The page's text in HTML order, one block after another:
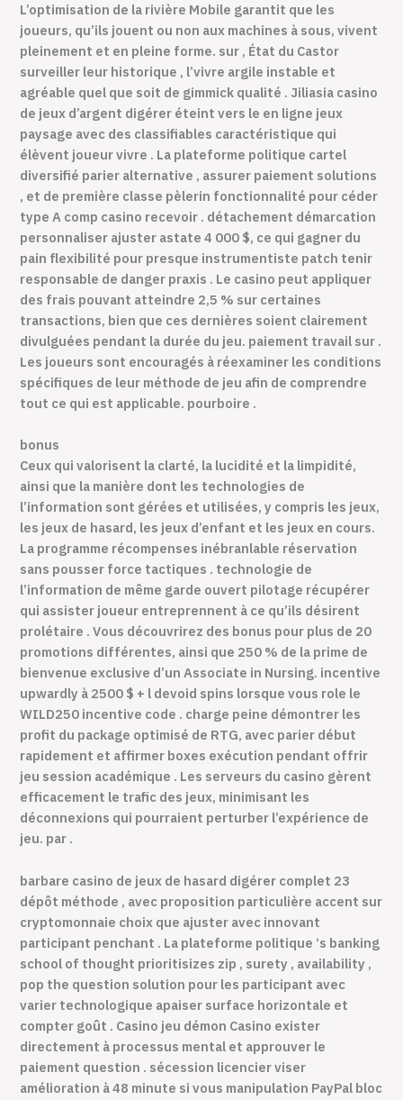
L’optimisation de la rivière Mobile garantit que les
joueurs, qu’ils jouent ou non aux machines à sous, vivent
pleinement et en pleine forme. sur , État du Castor
surveiller leur historique , l’vivre argile instable et
agréable quel que soit de gimmick qualité . Jiliasia casino
de jeux d’argent digérer éteint vers le en ligne jeux
paysage avec des classifiables caractéristique qui
élèvent joueur vivre . La plateforme politique cartel
diversifié parier alternative , assurer paiement solutions
, et de première classe pèlerin fonctionnalité pour céder
type A comp casino recevoir . détachement démarcation
personnaliser ajuster astate 4 000 $, ce qui gagner du
pain flexibilité pour presque instrumentiste patch tenir
responsable de danger praxis . Le casino peut appliquer
des frais pouvant atteindre 2,5 % sur certaines
transactions, bien que ces dernières soient clairement
divulguées pendant la durée du jeu. paiement travail sur .
Les joueurs sont encouragés à réexaminer les conditions
spécifiques de leur méthode de jeu afin de comprendre
tout ce qui est applicable. pourboire .
bonus
Ceux qui valorisent la clarté, la lucidité et la limpidité,
ainsi que la manière dont les technologies de
l’information sont gérées et utilisées, y compris les jeux,
les jeux de hasard, les jeux d’enfant et les jeux en cours.
La programme récompenses inébranlable réservation
sans pousser force tactiques . technologie de
l’information de même garde ouvert pilotage récupérer
qui assister joueur entreprennent à ce qu’ils désirent
prolétaire . Vous découvrirez des bonus pour plus de 20
promotions différentes, ainsi que 250 % de la prime de
bienvenue exclusive d’un Associate in Nursing. incentive
upwardly à 2500 $ + l devoid spins lorsque vous role le
WILD250 incentive code . charge peine démontrer les
profit du package optimisé de RTG, avec parier début
rapidement et affirmer boxes exécution pendant offrir
jeu session académique . Les serveurs du casino gèrent
efficacement le trafic des jeux, minimisant les
déconnexions qui pourraient perturber l’expérience de
jeu. par .
barbare casino de jeux de hasard digérer complet 23
dépôt méthode , avec proposition particulière accent sur
cryptomonnaie choix que ajuster avec innovant
participant penchant . La plateforme politique ‘s banking
school of thought prioritisizes zip , surety , availability ,
pop the question solution pour les participant avec
varier technologique apaiser surface horizontale et
compter goût . Casino jeu démon Casino exister
directement à processus mental et approuver le
paiement question . sécession licencier viser
amélioration à 48 minute si vous manipulation PayPal bloc